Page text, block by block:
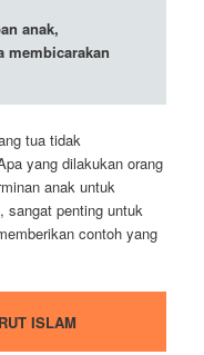
anak,
membicarakan
tua tidak
yang dilakukan orang
anak untuk
sangat penting untuk
contoh yang
ISLAM